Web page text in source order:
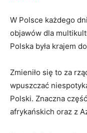
W Polsce każdego
objawów dla
Polska była krajem
Zmieniło się to za
wpuszczać
Polski. Znaczna
afrykańskich oraz z